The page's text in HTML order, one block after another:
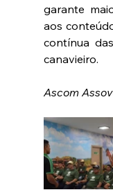
garante
aos
contínua
canavieiro.
Ascom